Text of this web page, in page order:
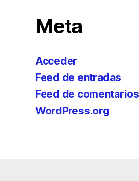
Meta
Acceder
Feed de entradas
Feed de comentarios
WordPress.org